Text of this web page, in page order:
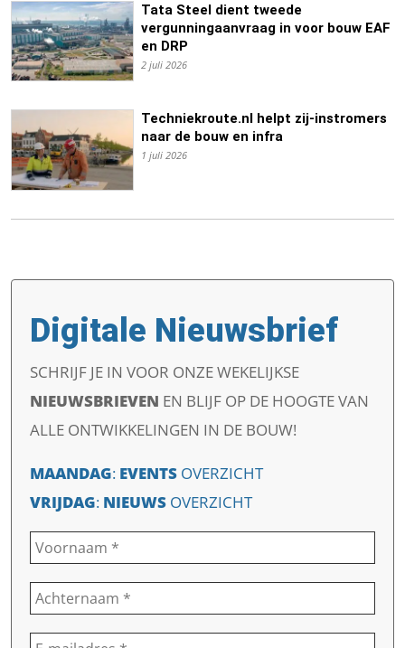
Tata Steel dient tweede
vergunningaanvraag in voor bouw EAF
en DRP
2 juli 2026
Techniekroute.nl helpt zij-instromers
naar de bouw en infra
1 juli 2026
Digitale Nieuwsbrief
SCHRIJF JE IN VOOR ONZE WEKELIJKSE
NIEUWSBRIEVEN EN BLIJF OP DE HOOGTE VAN
ALLE ONTWIKKELINGEN IN DE BOUW!
MAANDAG: EVENTS OVERZICHT
VRIJDAG: NIEUWS OVERZICHT